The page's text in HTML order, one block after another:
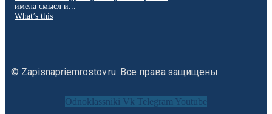
имела смысл и...
What’s this
© Zapisnapriemrostov.ru. Все права защищены.
Odnoklassniki Vk Telegram Youtube